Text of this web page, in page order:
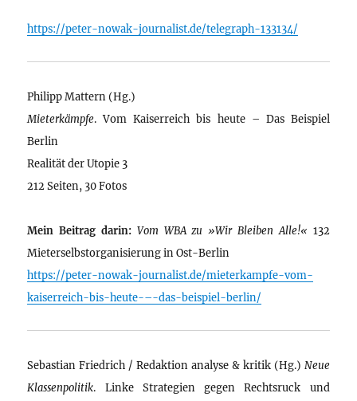
https://peter-nowak-journalist.de/telegraph-133134/
Philipp Mattern (Hg.)
Mieterkämpfe. Vom Kaiserreich bis heute – Das Beispiel
Berlin
Realität der Utopie 3
212 Seiten, 30 Fotos
Mein Beitrag darin: Vom WBA zu »Wir Bleiben Alle!« 132
Mieterselbstorganisierung in Ost-Berlin
https://peter-nowak-journalist.de/mieterkampfe-vom-
kaiserreich-bis-heute-–-das-beispiel-berlin/
Sebastian Friedrich / Redaktion analyse & kritik (Hg.) Neue
Klassenpolitik. Linke Strategien gegen Rechtsruck und